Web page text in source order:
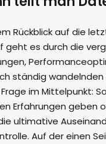
Rückblick auf die
geht es durch die
ständig
im Mittelpunkt:
Erfahrungen geben
ultimative
Auf der einen